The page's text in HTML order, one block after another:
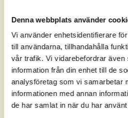
Denna webbplats använder
Vi använder enhetsidentifierare
till användarna, tillhandahålla
vår trafik. Vi vidarebefordrar även
information från din enhet till de
analysföretag som vi samarbetar
informationen med annan
de har samlat in när du har
Arbetsförmedlingen
och se om
du har rätt
till Rusta
och
Matcha.
besked,
välj
som